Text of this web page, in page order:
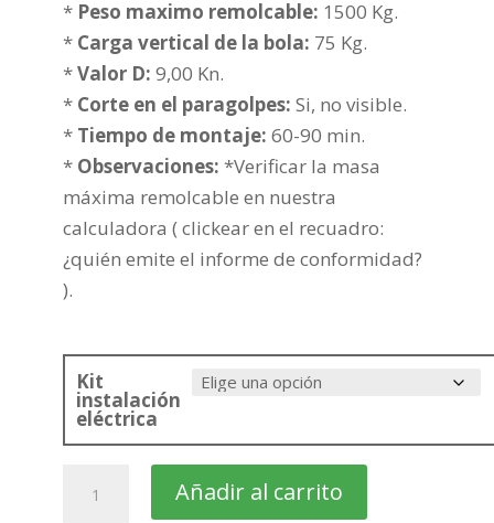
361,79€
hasta
* Peso maximo remolcable: 1500 Kg.
* Carga vertical de la bola: 75 Kg.
*Valor D: 9,00 Kn.
* Corte en el paragolpes: Si, no visible.
* Tiempo de montaje: 60-90 min.
* Observaciones: *Verificar la masa
máxima remolcable en nuestra
calculadora ( clickear en el recuadro:
¿quién emite el informe de conformidad?
).
Kit
instalación
eléctrica
Tourneo
Añadir al carrito